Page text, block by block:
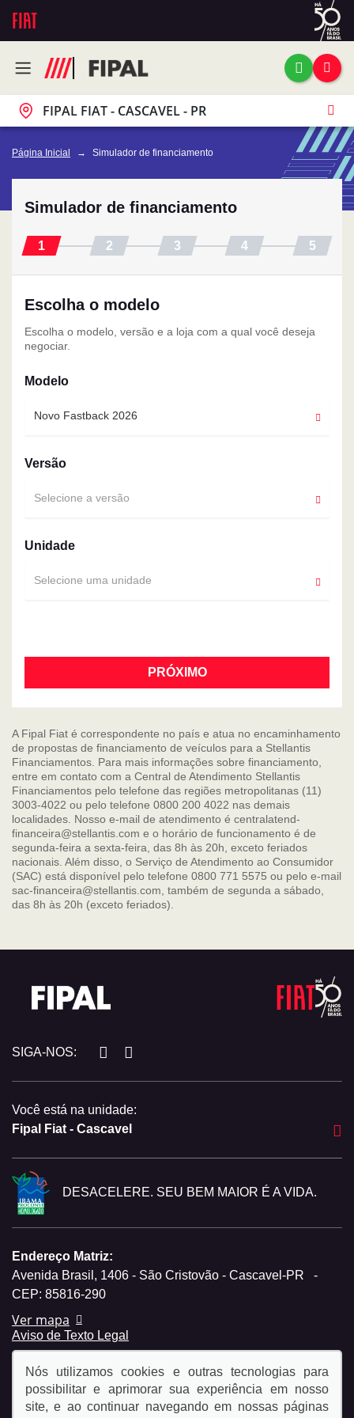
FIPAL FIAT - CASCAVEL - PR
Página Inicial Simulador de financiamento
Simulador de financiamento
Escolha o modelo
Escolha o modelo, versão e a loja com a qual você deseja
negociar.
Modelo
Novo Fastback 2026
Versão
Selecione a versão
Unidade
Selecione uma unidade
PRÓXIMO
A Fipal Fiat é correspondente no país e atua no encaminhamento
de propostas de financiamento de veículos para a Stellantis
Financiamentos. Para mais informações sobre financiamento,
entre em contato com a Central de Atendimento Stellantis
Financiamentos pelo telefone das regiões metropolitanas (11)
3003-4022 ou pelo telefone 0800 200 4022 nas demais
localidades. Nosso e-mail de atendimento é centralatend-
financeira@stellantis.com e o horário de funcionamento é de
segunda-feira a sexta-feira, das 8h às 20h, exceto feriados
nacionais. Além disso, o Serviço de Atendimento ao Consumidor
(SAC) está disponível pelo telefone 0800 771 5575 ou pelo e-mail
sac-financeira@stellantis.com, também de segunda a sábado,
das 8h às 20h (exceto feriados).
SIGA-NOS:
Você está na unidade:
Fipal Fiat - Cascavel
DESACELERE. SEU BEM MAIOR É A VIDA.
Endereço Matriz:
Avenida Brasil, 1406 - São Cristovão - Cascavel-PR
-
CEP: 85816-290
Ver mapa
Aviso de Texto Legal
Nós utilizamos cookies e outras tecnologias para
possibilitar e aprimorar sua experiência em nosso
site, e ao continuar navegando em nossas páginas